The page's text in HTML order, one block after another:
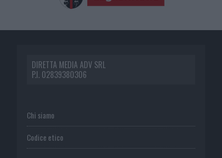
DIRETTA MEDIA ADV SRL
P.I. 02839380306
Chi siamo
Codice etico